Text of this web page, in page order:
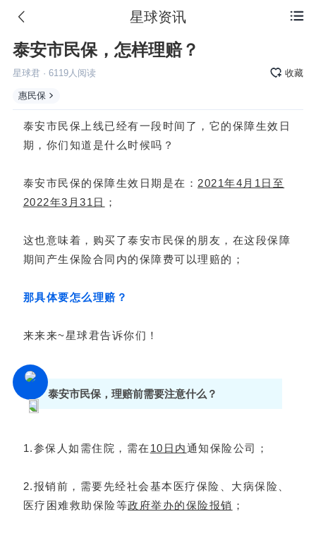
 星球资讯
泰安市民保，怎样理赔？
星球君· 6119人阅读 收藏
惠民保
泰安市民保上线已经有一段时间了，它的保障生效日
期，你们知道是什么时候吗？
泰安市民保的保障生效日期是在： 2021年4月1日至
2022年3月31日 ；
这也意味着，购买了泰安市民保的朋友，在这段保障
期间产生保险合同内的保障费可以理赔的；
那具体要怎么理赔？
来来来~星球君告诉你们！
泰安市民保，理赔前需要注意什么？
1.参保人如需住院，需在 10日内通知保险公司；
2.报销前，需要先经社会基本医疗保险、大病保险、
医疗困难救助保险等政府举办的保险报销 ；